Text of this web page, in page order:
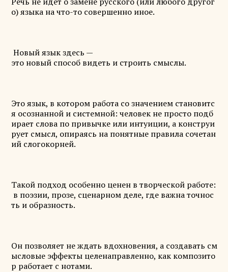
о) языка на что-то совершенно иное.
Новый язык здесь —
это новый способ видеть и строить смыслы.
Это язык, в котором работа со значением становитс
я осознанной и системной: человек не просто подб
ирает слова по привычке или интуиции, а конструи
рует смысл, опираясь на понятные правила сочетан
ий слогокорней.
Такой подход особенно ценен в творческой работе:
в поэзии, прозе, сценарном деле, где важна точнос
ть и образность.
Он позволяет не ждать вдохновения, а создавать см
ысловые эффекты целенаправленно, как композито
р работает с нотами.